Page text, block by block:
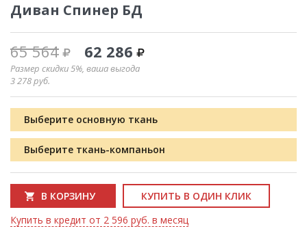
Диван Спинер БД
65 564 62 286
Размер скидки 5%, ваша выгода
3 278руб.
Выберите основную ткань
Выберите ткань-компаньон
В КОРЗИНУ
КУПИТЬ В ОДИН КЛИК
Купить в кредит от 2 596 руб. в месяц